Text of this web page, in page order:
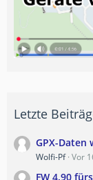
Letzte
GPX-
Wolfi-Pf Vor
FW 4.90